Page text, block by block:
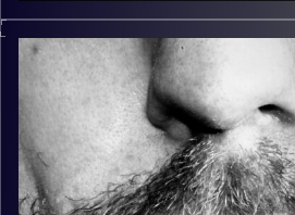
של הופעות חיות. הרבה ג'אם, רוק,
בלוז, bluegrass, ג'אז, Fאנק, פרוגרסיב ואפילו אלקטרוניקה.
David